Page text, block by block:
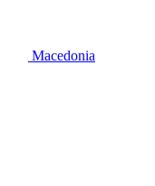
Macedonia